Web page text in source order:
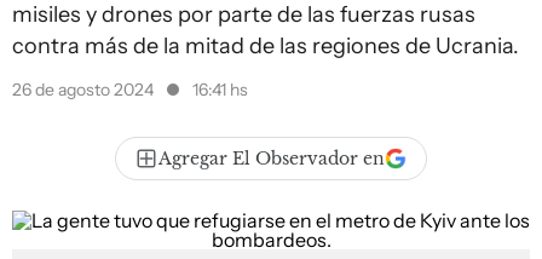
misiles y drones por parte de las fuerzas rusas
contra más de la mitad de las regiones de Ucrania.
26 de agosto 2024 16:41 hs
Agregar El Observador en